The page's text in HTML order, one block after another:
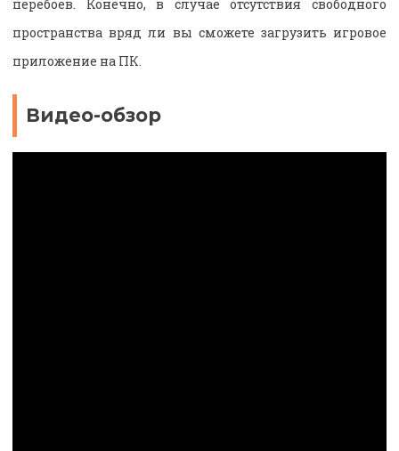
перебоев. Конечно, в случае отсутствия свободного
пространства вряд ли вы сможете загрузить игровое
приложение на ПК.
Видео-обзор